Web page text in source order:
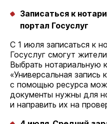
Записаться к
портал Госуслуг
С 1 июля записаться к
Госуслуг смогут
Выбрать нотариальную
«Универсальная запись
с помощью ресурса
документы нужны для
и направить их на